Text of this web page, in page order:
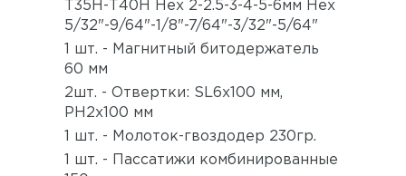
Т35Н-Т40Н Hex 2-2.5-3-4-5-6мм Hex
5/32"-9/64"-1/8"-7/64"-3/32"-5/64"
1 шт. - Магнитный битодержатель
60 мм
2шт. - Отвертки: SL6x100 мм,
РН2х100 мм
1 шт. - Молоток-гвоздодер 230гр.
1 шт. - Пассатижи комбинированные